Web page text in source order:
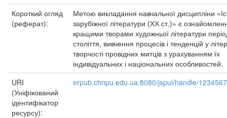
Короткий огляд
(реферат):
Метою викладання навчальної дисципліни
зарубіжної літератури (ХХ ст.)» є
кращими творами художньої літератури
століття, вивчення процесів і тенденцій у
творчості провідних митців з урахуванням їх
індивідуальних і національних особливостей.
URI
(Уніфікований
ідентифікатор
ресурсу):
erpub.chnpu.edu.ua:8080/jspui/handle/